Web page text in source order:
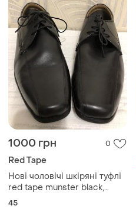
1000 грн 0
Red Tape
Нові чоловічі шкіряні туфлі
red tape munster black,
розмір 45 (uk 11)
45